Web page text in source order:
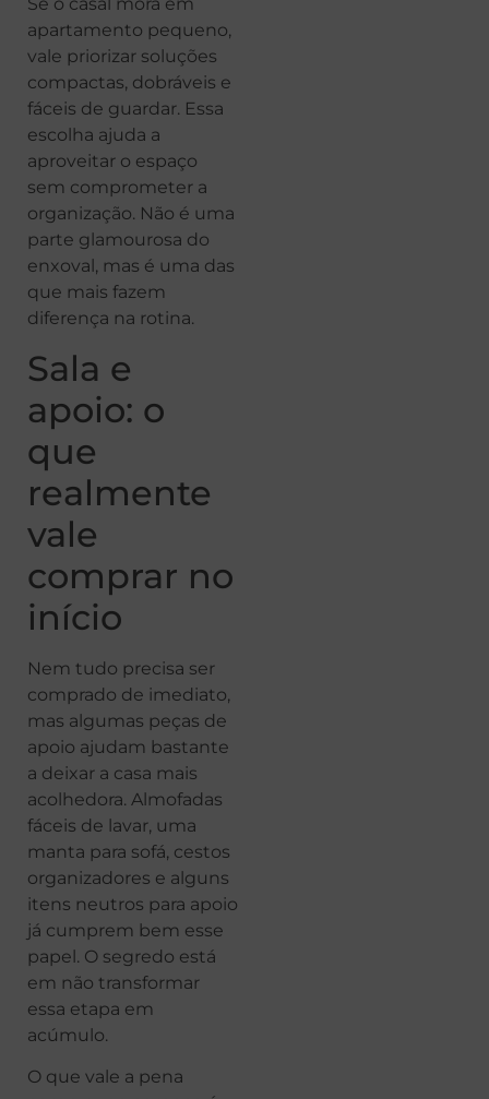
Se o casal mora em
apartamento pequeno,
vale priorizar soluções
compactas, dobráveis e
fáceis de guardar. Essa
escolha ajuda a
aproveitar o espaço
sem comprometer a
organização. Não é uma
parte glamourosa do
enxoval, mas é uma das
que mais fazem
diferença na rotina.
Sala e
apoio: o
que
realmente
vale
comprar no
início
Nem tudo precisa ser
comprado de imediato,
mas algumas peças de
apoio ajudam bastante
a deixar a casa mais
acolhedora. Almofadas
fáceis de lavar, uma
manta para sofá, cestos
organizadores e alguns
itens neutros para apoio
já cumprem bem esse
papel. O segredo está
em não transformar
essa etapa em
acúmulo.
O que vale a pena